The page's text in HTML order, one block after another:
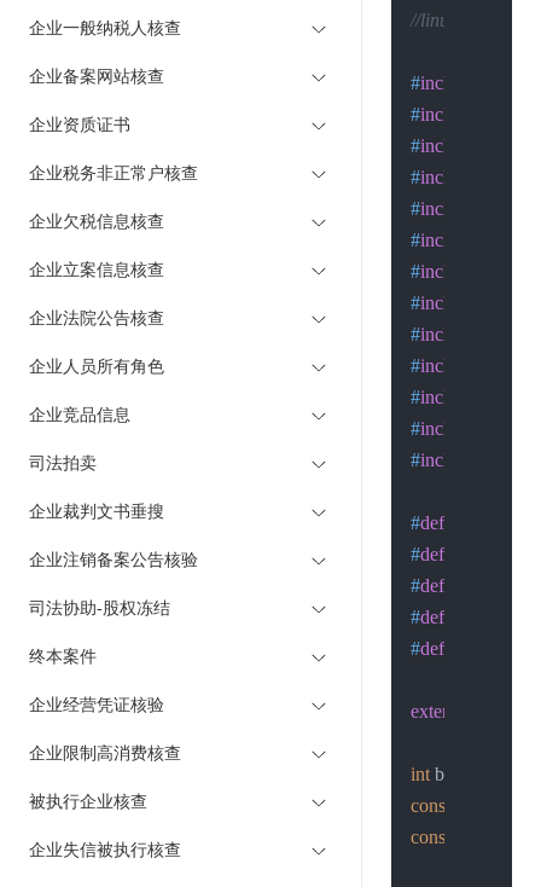
企业一般纳税人核查
企业备案网站核查
企业资质证书
企业税务非正常户核查
企业欠税信息核查
企业立案信息核查
企业法院公告核查
企业人员所有角色
企业竞品信息
司法拍卖
企业裁判文书垂搜
企业注销备案公告核验
司法协助-股权冻结
终本案件
企业经营凭证核验
企业限制高消费核查
被执行企业核查
企业失信被执行核查
//linux下的执行
#include
#include
#include
#include
#include
#include
#include
#include
#include
#include
#include
#include
#include
#define
#define
#define
#define
#define
extern
int
const
const